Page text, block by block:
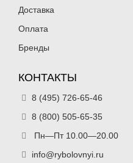
Доставка
Оплата
Бренды
КОНТАКТЫ
8 (495) 726-65-46
8 (800) 505-65-35
Пн—Пт 10.00—20.00
info@rybolovnyi.ru